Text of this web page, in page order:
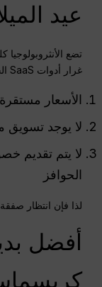
عيد
تضع
غرار أدوات SaaS الخاصة بالمؤسسات. ونتيجة لذلك:
الأسعار
لا يوجد تسويق
لا يتم تقديم
الحوافز
لذا فإن انتظار
أفضل